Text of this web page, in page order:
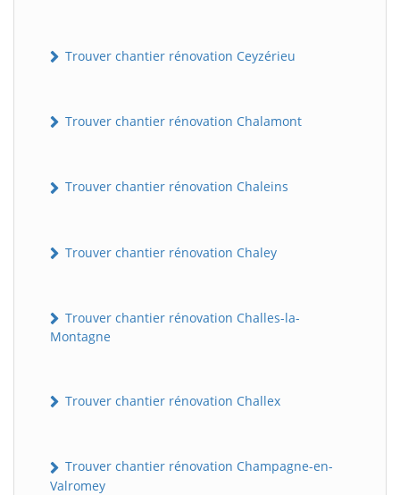
Trouver chantier rénovation Ceyzérieu
Trouver chantier rénovation Chalamont
Trouver chantier rénovation Chaleins
Trouver chantier rénovation Chaley
Trouver chantier rénovation Challes-la-
Montagne
Trouver chantier rénovation Challex
Trouver chantier rénovation Champagne-en-
Valromey